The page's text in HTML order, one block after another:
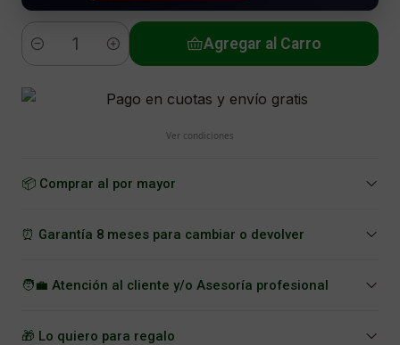
Cantidad
Agregar al Carro
Ver condiciones
📦 Comprar al por mayor
⏰ Garantía 8 meses para cambiar o devolver
🧑‍💼 Atención al cliente y/o Asesoría profesional
🎁 Lo quiero para regalo